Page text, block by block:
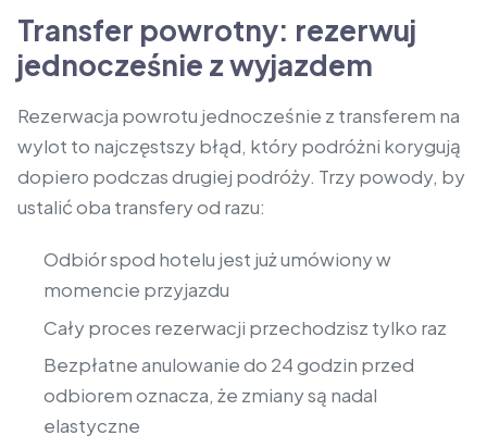
Transfer powrotny: rezerwuj
jednocześnie z wyjazdem
Rezerwacja powrotu jednocześnie z transferem na
wylot to najczęstszy błąd, który podróżni korygują
dopiero podczas drugiej podróży. Trzy powody, by
ustalić oba transfery od razu:
Odbiór spod hotelu jest już umówiony w
momencie przyjazdu
Cały proces rezerwacji przechodzisz tylko raz
Bezpłatne anulowanie do 24 godzin przed
odbiorem oznacza, że zmiany są nadal
elastyczne